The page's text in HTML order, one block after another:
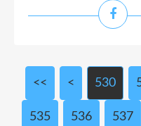
<< < 500
510
520
530
535 536 537